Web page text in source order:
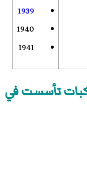
1939
1940
1941
تأسست في